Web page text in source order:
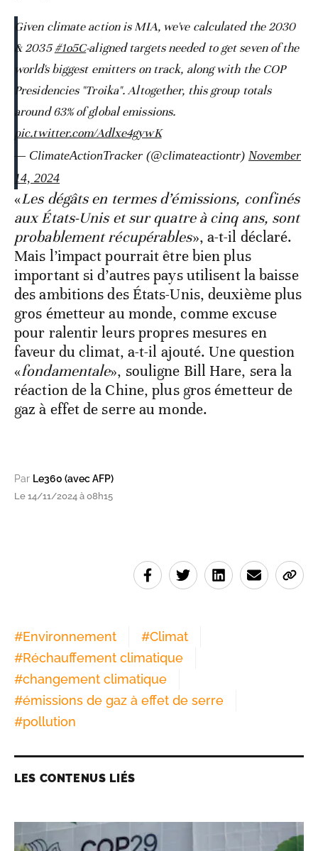
Given climate action is MIA, we've calculated the 2030
& 2035#1o5C-aligned targets needed to get seven of the
world's biggest emitters on track, along with the COP
Presidencies "Troika". Altogether, this group totals
around 63% of global emissions.
pic.twitter.com/Adlxe4gywK
— ClimateActionTracker (@climateactiontr) November
14, 2024
«Les dégâts en termes d’émissions, confinés
aux États-Unis et sur quatre à cinq ans, sont
probablement récupérables», a-t-il déclaré.
Mais l’impact pourrait être bien plus
important si d’autres pays utilisent la baisse
des ambitions des États-Unis, deuxième plus
gros émetteur au monde, comme excuse
pour ralentir leurs propres mesures en
faveur du climat, a-t-il ajouté. Une question
«fondamentale», souligne Bill Hare, sera la
réaction de la Chine, plus gros émetteur de
gaz à effet de serre au monde.
Par Le360 (avec AFP)
Le 14/11/2024 à 08h15
#Environnement #Climat
#Réchauffement climatique
#changement climatique
#émissions de gaz à effet de serre
#pollution
LES CONTENUS LIÉS